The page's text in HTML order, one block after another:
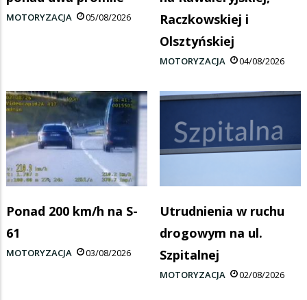
MOTORYZACJA 05/08/2026
Raczkowskiej i
Olsztyńskiej
MOTORYZACJA 04/08/2026
Ponad 200 km/h na S-
61
MOTORYZACJA 03/08/2026
Utrudnienia w ruchu
drogowym na ul.
Szpitalnej
MOTORYZACJA 02/08/2026